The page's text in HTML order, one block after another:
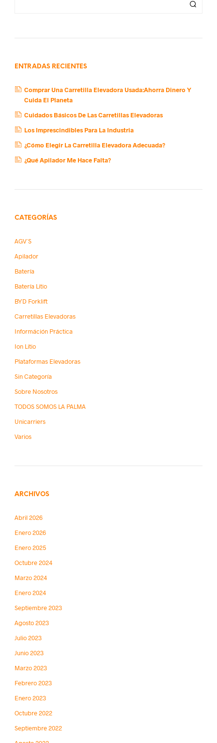
ENTRADAS RECIENTES
Comprar Una Carretilla Elevadora Usada:Ahorra Dinero Y
Cuida El Planeta
Cuidados Básicos De Las Carretillas Elevadoras
Los Imprescindibles Para La Industria
¿Cómo Elegir La Carretilla Elevadora Adecuada?
¿Qué Apilador Me Hace Falta?
CATEGORÍAS
AGV´s
Apilador
Batería
Batería Litio
BYD Forklift
Carretillas Elevadoras
Információn Práctica
Ion Litio
Plataformas Elevadoras
Sin Categoría
Sobre Nosotros
TODOS SOMOS LA PALMA
Unicarriers
Varios
ARCHIVOS
Abril 2026
Enero 2026
Enero 2025
Octubre 2024
Marzo 2024
Enero 2024
Septiembre 2023
Agosto 2023
Julio 2023
Junio 2023
Marzo 2023
Febrero 2023
Enero 2023
Octubre 2022
Septiembre 2022